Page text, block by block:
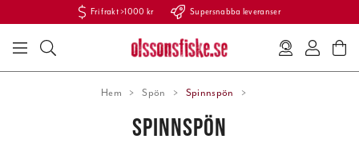
Fri frakt >1000 kr Supersnabba leveranser
Hem Spön Spinnspön
SPINNSPÖN